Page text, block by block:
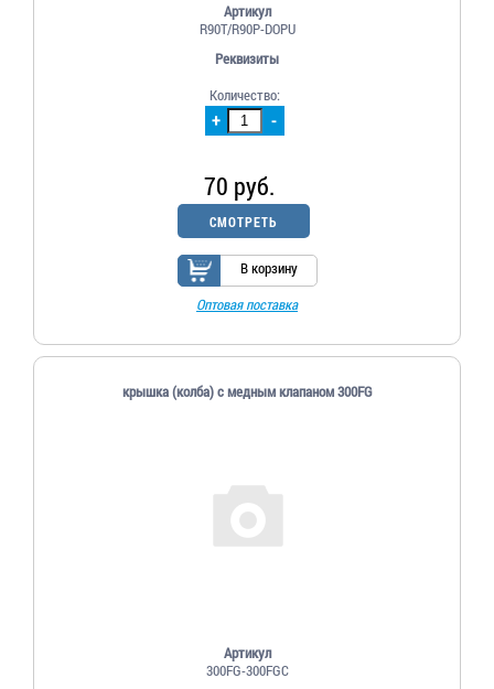
Артикул
R90T/R90P-DOPU
Реквизиты
+ -
Количество:
70 руб.
СМОТРЕТЬ
В корзину
Оптовая поставка
крышка (колба) c медным клапаном 300FG
Артикул
300FG-300FGC